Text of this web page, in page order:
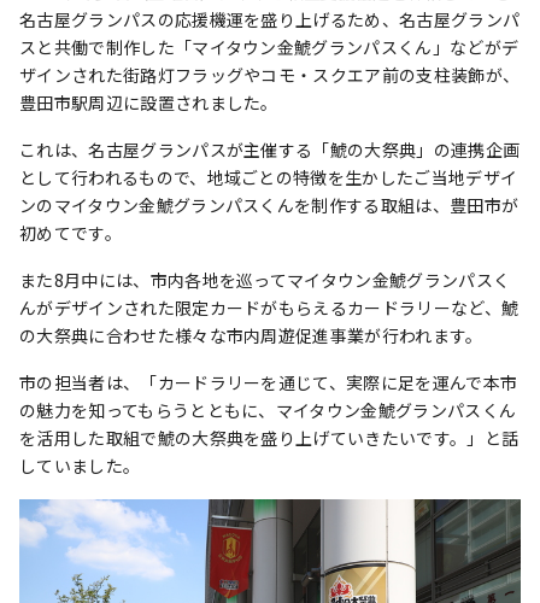
名古屋グランパスの応援機運を盛り上げるため、名古屋グランパ
スと共働で制作した「マイタウン金鯱グランパスくん」などがデ
ザインされた街路灯フラッグやコモ・スクエア前の支柱装飾が、
豊田市駅周辺に設置されました。
これは、名古屋グランパスが主催する「鯱の大祭典」の連携企画
として行われるもので、地域ごとの特徴を生かしたご当地デザイ
ンのマイタウン金鯱グランパスくんを制作する取組は、豊田市が
初めてです。
また8月中には、市内各地を巡ってマイタウン金鯱グランパスく
んがデザインされた限定カードがもらえるカードラリーなど、鯱
の大祭典に合わせた様々な市内周遊促進事業が行われます。
市の担当者は、「カードラリーを通じて、実際に足を運んで本市
の魅力を知ってもらうとともに、マイタウン金鯱グランパスくん
を活用した取組で鯱の大祭典を盛り上げていきたいです。」と話
していました。